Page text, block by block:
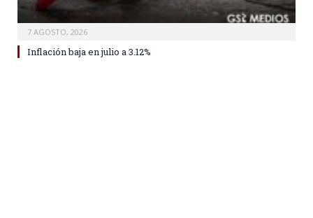
7 AGOSTO, 2026
Inflación baja en julio a 3.12%